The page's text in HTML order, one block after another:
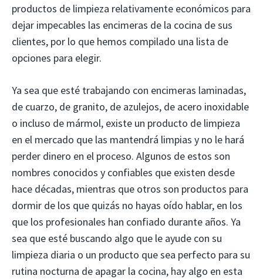
productos de limpieza relativamente económicos para
dejar impecables las encimeras de la cocina de sus
clientes, por lo que hemos compilado una lista de
opciones para elegir.
Ya sea que esté trabajando con encimeras laminadas,
de cuarzo, de granito, de azulejos, de acero inoxidable
o incluso de mármol, existe un producto de limpieza
en el mercado que las mantendrá limpias y no le hará
perder dinero en el proceso. Algunos de estos son
nombres conocidos y confiables que existen desde
hace décadas, mientras que otros son productos para
dormir de los que quizás no hayas oído hablar, en los
que los profesionales han confiado durante años. Ya
sea que esté buscando algo que le ayude con su
limpieza diaria o un producto que sea perfecto para su
rutina nocturna de apagar la cocina, hay algo en esta